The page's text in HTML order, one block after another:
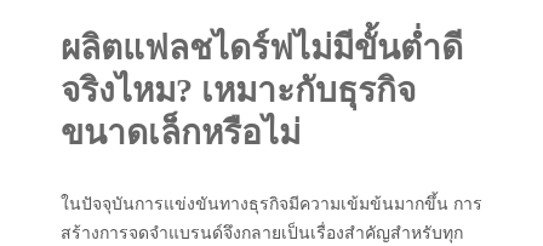
ผลิตแฟลชไดร์ฟไม่มีขั้นต่ำดี
จริงไหม? เหมาะกับธุรกิจ
ขนาดเล็กหรือไม่
ในปัจจุบันการแข่งขันทางธุรกิจมีความเข้มข้นมากขึ้น การ
สร้างการจดจำแบรนด์จึงกลายเป็นเรื่องสำคัญสำหรับทุก